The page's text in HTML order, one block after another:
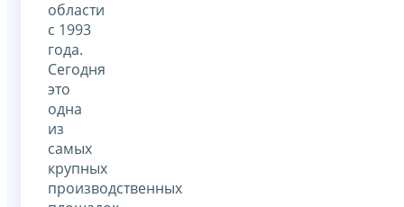
области
с 1993
года.
Сегодня
это
одна
из
самых
крупных
производственных